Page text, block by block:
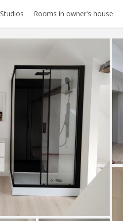
Studios Rooms in owner's house